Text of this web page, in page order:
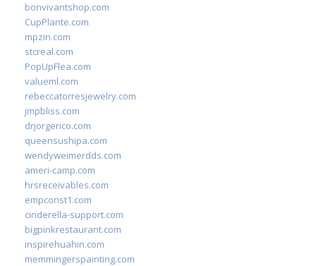
bonvivantshop.com
CupPlante.com
mpzin.com
stcreal.com
PopUpFlea.com
valueml.com
rebeccatorresjewelry.com
jmpbliss.com
drjorgerico.com
queensushipa.com
wendyweimerdds.com
ameri-camp.com
hrsreceivables.com
empconst1.com
cinderella-support.com
bigpinkrestaurant.com
inspirehuahin.com
memmingerspainting.com